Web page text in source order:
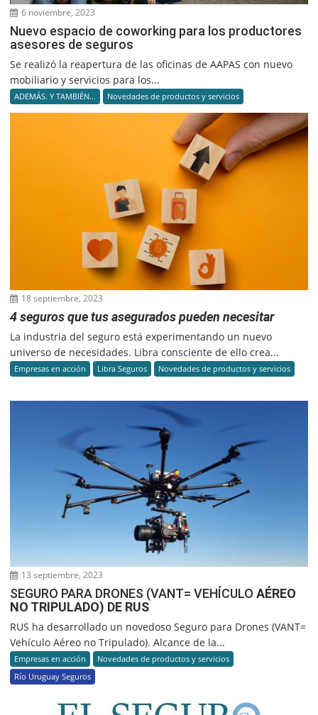
6 noviembre, 2023
Nuevo espacio de coworking para los productores
asesores de seguros
Se realizó la reapertura de las oficinas de AAPAS con nuevo
mobiliario y servicios para los...
ADEMÁS. Y TAMBIÉN... Novedades de productos y servicios
18 septiembre, 2023
4 seguros que tus asegurados pueden necesitar
La industria del seguro está experimentando un nuevo
universo de necesidades. Libra consciente de ello crea...
Empresas en acción Libra Seguros Novedades de productos y servicios
13 septiembre, 2023
SEGURO PARA DRONES (VANT= VEHÍCULOAÉREO
NO TRIPULADO) DE RUS
RUS ha desarrollado un novedoso Seguro para Drones (VANT=
Vehículo Aéreo no Tripulado). Alcance de la...
Empresas en acción
Novedades de productos y servicios
Río Uruguay Seguros